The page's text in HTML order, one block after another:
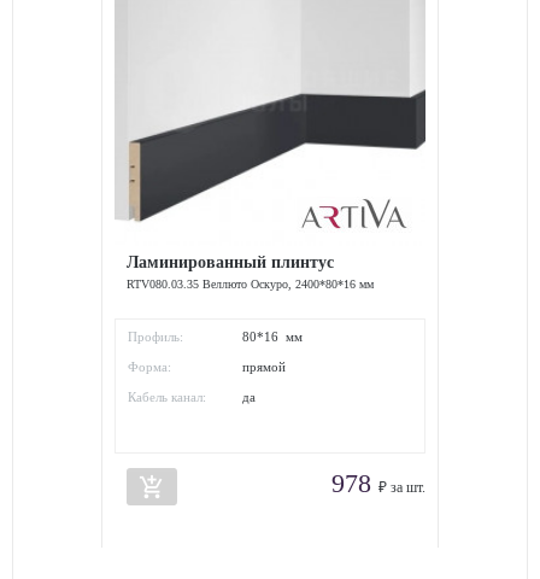
Ламинированный плинтус
RTV080.03.35 Веллюто Оскуро, 2400*80*16 мм
Профиль: 80*16 мм
Форма: прямой
Кабель канал: да
add_shopping_cart 978 ₽ за шт.